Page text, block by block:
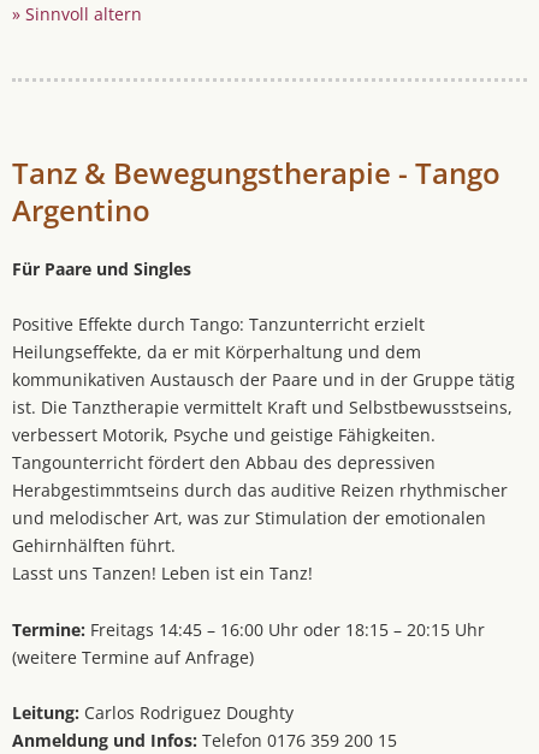
» Sinnvoll altern
Tanz & Bewegungstherapie - Tango
Argentino
Für Paare und Singles
Positive Effekte durch Tango: Tanzunterricht erzielt
Heilungseffekte, da er mit Körperhaltung und dem
kommunikativen Austausch der Paare und in der Gruppe tätig
ist. Die Tanztherapie vermittelt Kraft und Selbstbewusstseins,
verbessert Motorik, Psyche und geistige Fähigkeiten.
Tangounterricht fördert den Abbau des depressiven
Herabgestimmtseins durch das auditive Reizen rhythmischer
und melodischer Art, was zur Stimulation der emotionalen
Gehirnhälften führt.
Lasst uns Tanzen! Leben ist ein Tanz!
Termine: Freitags 14:45 – 16:00 Uhr oder 18:15 – 20:15 Uhr
(weitere Termine auf Anfrage)
Leitung: Carlos Rodriguez Doughty
Anmeldung und Infos: Telefon 0176 359 200 15